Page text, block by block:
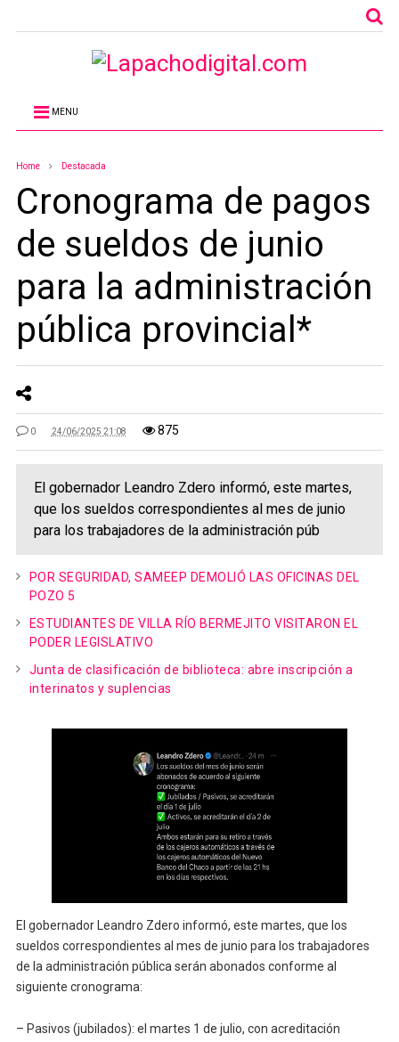
MENU
Home Destacada
Cronograma de pagos
de sueldos de junio
para la administración
pública provincial*
0 24/06/2025 21:08 875
El gobernador Leandro Zdero informó, este martes,
que los sueldos correspondientes al mes de junio
para los trabajadores de la administración púb
POR SEGURIDAD, SAMEEP DEMOLIÓ LAS OFICINAS DEL
POZO 5
ESTUDIANTES DE VILLA RÍO BERMEJITO VISITARON EL
PODER LEGISLATIVO
Junta de clasificación de biblioteca: abre inscripción a
interinatos y suplencias
El gobernador Leandro Zdero informó, este martes, que los
sueldos correspondientes al mes de junio para los trabajadores
de la administración pública serán abonados conforme al
siguiente cronograma:
– Pasivos (jubilados): el martes 1 de julio, con acreditación